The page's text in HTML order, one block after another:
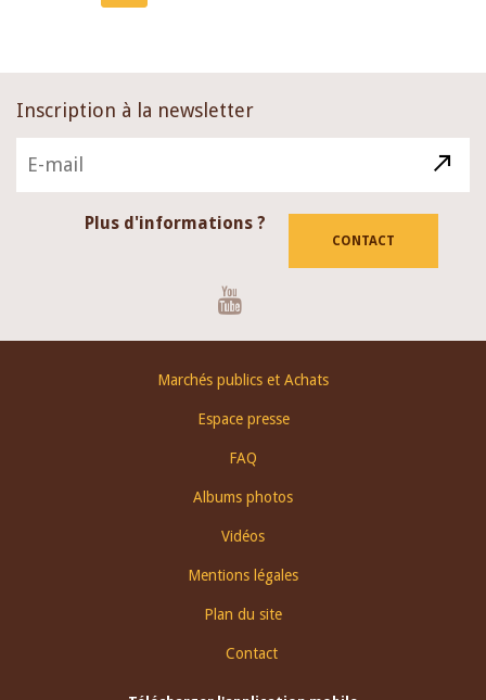
page
Inscription à la newsletter
Plus d'informations ?
CONTACT
Marchés publics et Achats
Espace presse
FAQ
Albums photos
Vidéos
Mentions légales
Plan du site
Contact